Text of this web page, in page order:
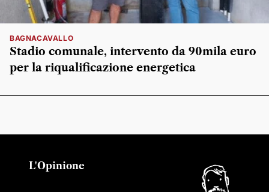
BAGNACAVALLO
Stadio comunale, intervento da 90mila euro
per la riqualificazione energetica
L'Opinione